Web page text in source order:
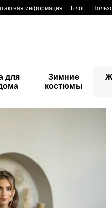
информация Блог
для
Зимние
костюмы